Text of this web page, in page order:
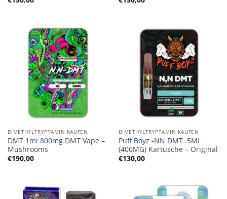
DIMETHYLTRYPTAMIN KAUFEN
DMT 1ml 800mg DMT Vape –
Mushrooms
€190,00
DIMETHYLTRYPTAMIN KAUFEN
Puff Boyz -NN DMT .5ML
(400MG) Kartusche – Original
€130,00